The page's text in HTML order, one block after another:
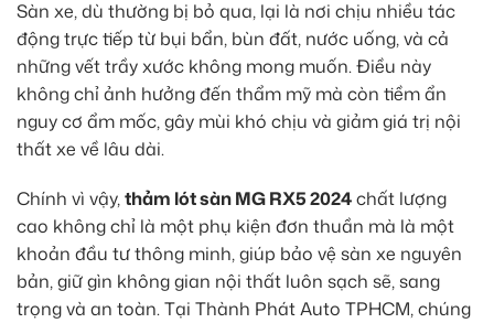
Sàn xe, dù thường bị bỏ qua, lại là nơi chịu nhiều tác
động trực tiếp từ bụi bẩn, bùn đất, nước uống, và cả
những vết trầy xước không mong muốn. Điều này
không chỉ ảnh hưởng đến thẩm mỹ mà còn tiềm ẩn
nguy cơ ẩm mốc, gây mùi khó chịu và giảm giá trị nội
thất xe về lâu dài.
Chính vì vậy,thảm lót sàn MG RX5 2024chất lượng
cao không chỉ là một phụ kiện đơn thuần mà là một
khoản đầu tư thông minh, giúp bảo vệ sàn xe nguyên
bản, giữ gìn không gian nội thất luôn sạch sẽ, sang
trọng và an toàn. Tại Thành Phát Auto TPHCM, chúng